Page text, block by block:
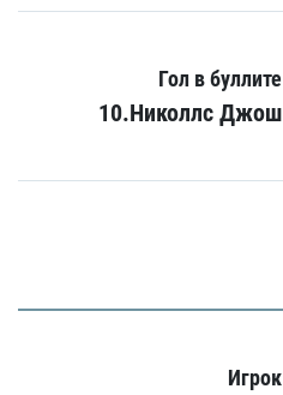
Гол в буллите
10.Николлс Джош
Игрок